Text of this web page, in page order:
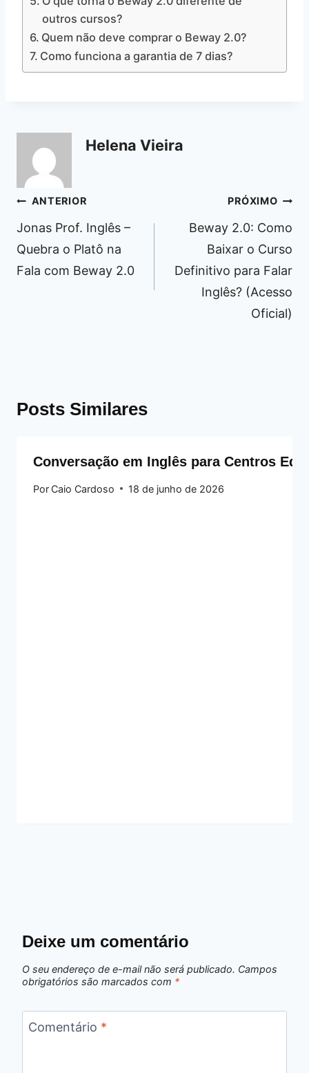
outros cursos?
Quem não deve comprar o Beway 2.0?
Como funciona a garantia de 7 dias?
Helena Vieira
Navegação
de
Post
ANTERIOR
Jonas Prof. Inglês –
Quebra o Platô na
Fala com Beway 2.0
PRÓXIMO
Beway 2.0: Como
Baixar o Curso
Definitivo para Falar
Inglês? (Acesso
Oficial)
Posts Similares
Conversação em Inglês para Centros
PorCaio Cardoso 18 de junho de 2026
Deixe um comentário
O seu endereço de e-mail não será publicado. Campos
obrigatórios são marcados com *
Comentário *